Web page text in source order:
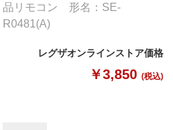
品リモコン 形名：SE-
R0481(A)
レグザオンラインストア価格
￥3,850 (税込)